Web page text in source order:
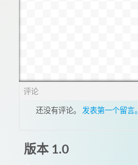
评论
还没有评论。 发表第一个留言。
版本 1.0